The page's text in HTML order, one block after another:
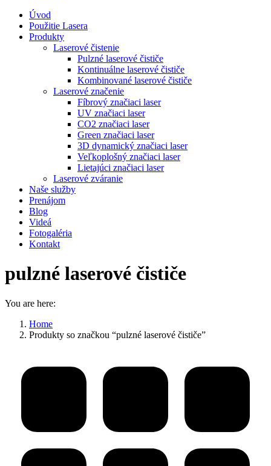
Úvod
Použitie Lasera
Produkty
Laserové čistenie
Pulzné laserové čističe
Kontinuálne laserové čističe
Kombinované laserové čističe
Laserové značenie
Fíbrový značiaci laser
UV značiaci laser
CO2 značiaci laser
Green značiaci laser
3D dynamický značiaci laser
Veľkoplošný značiaci laser
Lietajúci značiaci laser
Laserové zváranie
Naše služby
Prenájom
Blog
Videá
Fotogaléria
Kontakt
pulzné laserové čističe
You are here:
Home
Produkty so značkou “pulzné laserové čističe”